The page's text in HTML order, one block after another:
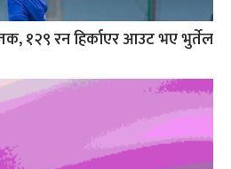
१२९ रन हिर्काएर आउट भए भुर्तेल